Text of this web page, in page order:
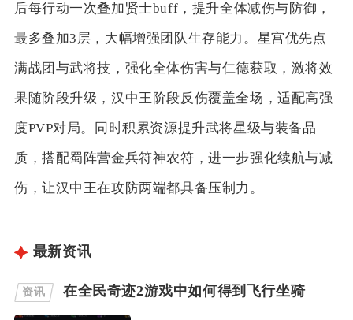
后每行动一次叠加贤士buff，提升全体减伤与防御，
最多叠加3层，大幅增强团队生存能力。星宫优先点
满战团与武将技，强化全体伤害与仁德获取，激将效
果随阶段升级，汉中王阶段反伤覆盖全场，适配高强
度PVP对局。同时积累资源提升武将星级与装备品
质，搭配蜀阵营金兵符神农符，进一步强化续航与减
伤，让汉中王在攻防两端都具备压制力。
最新资讯
资讯 在全民奇迹2游戏中如何得到飞行坐骑